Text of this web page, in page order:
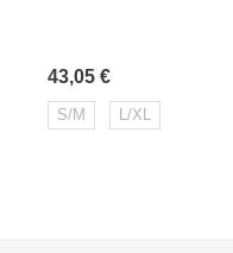
43,05 €Prix
S/M L/XL